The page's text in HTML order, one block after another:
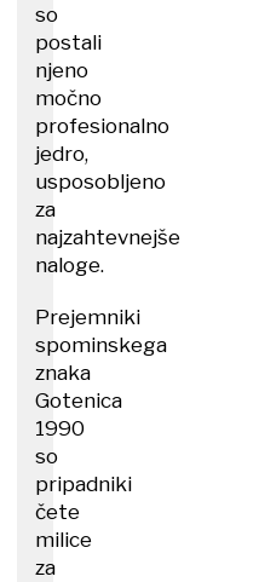
so
postali
njeno
močno
profesionalno
jedro,
usposobljeno
za
najzahtevnejše
naloge.
Prejemniki
spominskega
znaka
Gotenica
1990
so
pripadniki
čete
milice
za